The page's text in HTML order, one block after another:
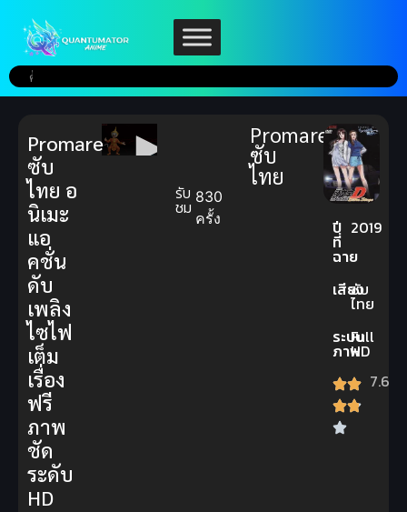
รับ
ชม 830
ครั้ง
Promare
ซับ
ไทย
ปี
ที่
ฉาย
2019
เสียง
ซับ
ไทย
ระบบ
ภาพ
Full
HD
7.6
Promare
ซับ
ไทย อ
นิเมะ
แอ
คชั่น
ดับ
เพลิง
ไซไฟ
เต็ม
เรื่อง
ฟรี
ภาพ
ชัด
ระดับ
HD